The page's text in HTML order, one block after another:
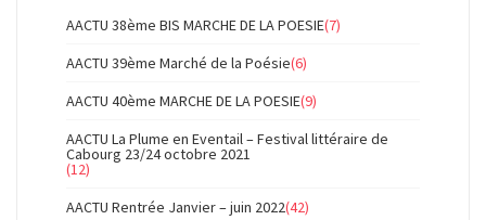
AACTU 38ème BIS MARCHE DE LA POESIE(7)
AACTU 39ème Marché de la Poésie(6)
AACTU 40ème MARCHE DE LA POESIE(9)
AACTU La Plume en Eventail – Festival littéraire de
Cabourg 23/24 octobre 2021
(12)
AACTU Rentrée Janvier – juin 2022(42)